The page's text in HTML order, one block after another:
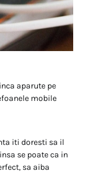
aparute pe
mobile
iti doresti sa il
se poate ca in
sa aiba